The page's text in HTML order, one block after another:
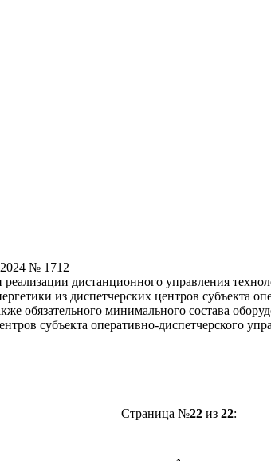
№ 1712
дистанционного управления
из диспетчерских центров субъекта
обязательного минимального состава
субъекта оперативно-диспетчерского
Страница №22из 22: